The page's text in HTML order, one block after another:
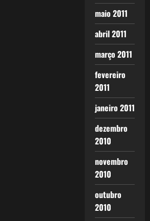
maio 2011
abril 2011
março 2011
fevereiro
2011
janeiro 2011
dezembro
2010
novembro
2010
outubro
2010